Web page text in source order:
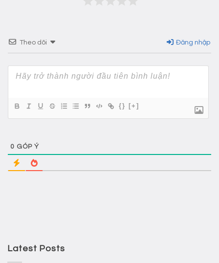
Theo dõi Đăng nhập
{} [+]
0 GÓP Ý
Latest Posts